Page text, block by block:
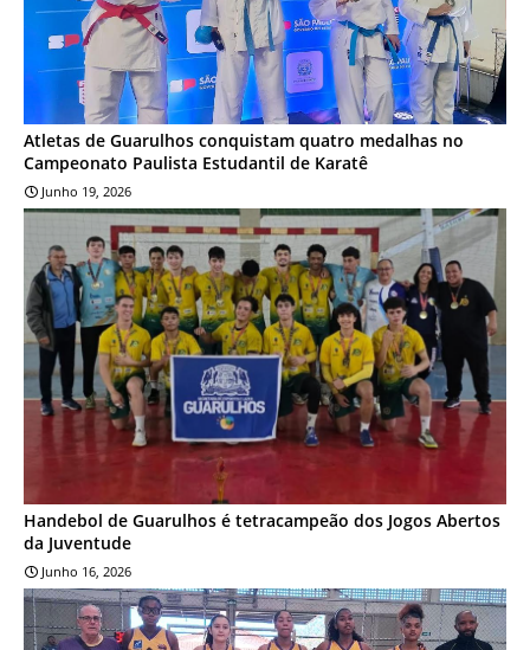
Atletas de Guarulhos conquistam quatro medalhas no
Campeonato Paulista Estudantil de Karatê
Junho 19, 2026
ESPORTES
Handebol de Guarulhos é tetracampeão dos Jogos Abertos
da Juventude
Junho 16, 2026
ESPORTES